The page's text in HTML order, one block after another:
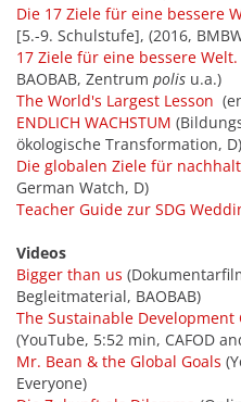
Die 17 Ziele für eine bessere
[5.-9. Schulstufe], (2016,
17 Ziele für eine bessere Welt.
BAOBAB, Zentrum polis u.a.)
The World's Largest Lesson
ENDLICH WACHSTUM
ökologische Transformation, D)
Die globalen Ziele für
German Watch, D)
Teacher Guide zur SDG
Videos
Bigger than us
Begleitmaterial, BAOBAB)
The Sustainable Development
(YouTube, 5:52 min, CAFOD
Mr. Bean & the Global Goals
Everyone)